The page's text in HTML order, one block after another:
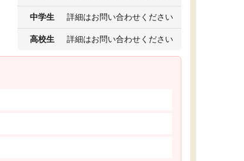
中学生 詳細はお問い合わせください
高校生 詳細はお問い合わせください